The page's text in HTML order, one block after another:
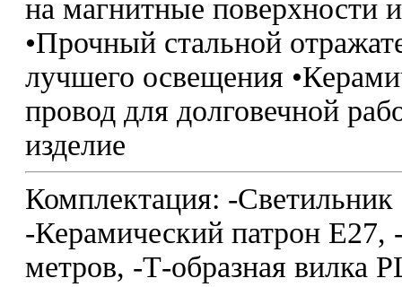
на магнитные поверхности
•Прочный стальной
лучшего освещения
провод для долговечной
изделие
Комплектация: -Светильник
-Керамический патрон
метров, -Т-образная